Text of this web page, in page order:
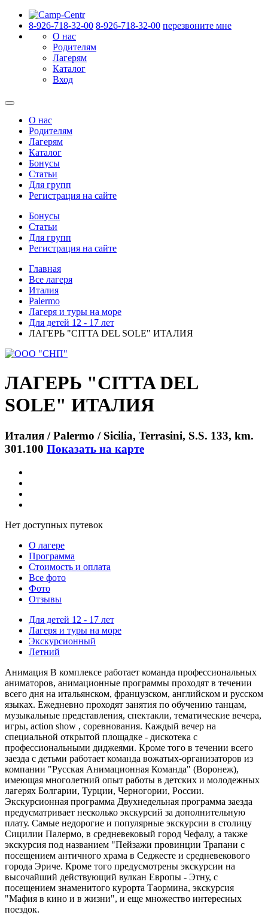
8-926-718-32-00 8-926-718-32-00 перезвоните мне
О нас
Родителям
Лагерям
Каталог
Вход
О нас
Родителям
Лагерям
Каталог
Бонусы
Статьи
Для групп
Регистрация на сайте
Бонусы
Статьи
Для групп
Регистрация на сайте
Главная
Все лагеря
Италия
Palermo
Лагеря и туры на море
Для детей 12 - 17 лет
ЛАГЕРЬ "CITTA DEL SOLE" ИТАЛИЯ
ЛАГЕРЬ "CITTA DEL
SOLE" ИТАЛИЯ
Италия / Palermo / Sicilia, Terrasini, S.S. 133, km.
301.100 Показать на карте
Нет доступных путевок
О лагере
Программа
Стоимость и оплата
Все фото
Фото
Отзывы
Для детей 12 - 17 лет
Лагеря и туры на море
Экскурсионный
Летний
Анимация В комплексе работает команда профессиональных
аниматоров, анимационные программы проходят в течении
всего дня на итальянском, французском, английском и русском
языках. Ежедневно проходят занятия по обучению танцам,
музыкальные представления, спектакли, тематические вечера,
игры, action show , соревнования. Каждый вечер на
специальной открытой площадке - дискотека с
профессиональными диджеями. Кроме того в течении всего
заезда с детьми работает команда вожатых-организаторов из
компании "Русская Анимационная Команда" (Воронеж),
имеющая многолетний опыт работы в детских и молодежных
лагерях Болгарии, Турции, Черногории, России.
Экскурсионная программа Двухнедельная программа заезда
предусматривает несколько экскурсий за дополнительную
плату. Самые недорогие и популярные экскурсии в столицу
Сицилии Палермо, в средневековый город Чефалу, а также
экскурсия под названием "Пейзажи провинции Трапани с
посещением античного храма в Седжесте и средневекового
города Эриче. Кроме того предусмотрены экскурсии на
высочайший действующий вулкан Европы - Этну, с
посещением знаменитого курорта Таормина, экскурсия
"Мафия в кино и в жизни", и еще множество интересных
поездок.